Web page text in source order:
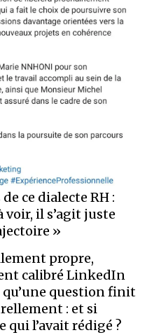
ce dialecte RH :
voir, il s’agit juste
»
propre,
calibré LinkedIn
question finit
: et si
qui l’avait rédigé ?